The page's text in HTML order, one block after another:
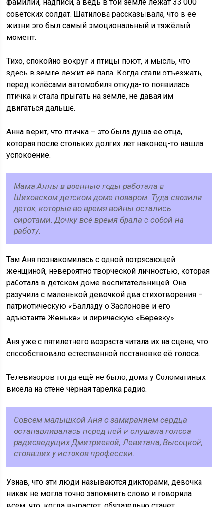
фамилии, надписи, а ведь в той земле лежат 33 000
советских солдат. Шатилова рассказывала, что в её
жизни это был самый эмоциональный и тяжёлый
момент.
Тихо, спокойно вокруг и птицы поют, и мысль, что
здесь в земле лежит её папа. Когда стали отъезжать,
перед колёсами автомобиля откуда-то появилась
птичка и стала прыгать на земле, не давая им
двигаться дальше.
Анна верит, что птичка – это была душа её отца,
которая после стольких долгих лет наконец-то нашла
успокоение.
Мама Анны в военные годы работала в
Шиховском детском доме поваром. Туда свозили
деток, которые во время войны остались
сиротами. Дочку всё время брала с собой на
работу.
Там Аня познакомилась с одной потрясающей
женщиной, невероятно творческой личностью, которая
работала в детском доме воспитательницей. Она
разучила с маленькой девочкой два стихотворения –
патриотическую «Балладу о Заслонове и его
адъютанте Женьке» и лирическую «Берёзку».
Аня уже с пятилетнего возраста читала их на сцене, что
способствовало естественной постановке её голоса.
Телевизоров тогда ещё не было, дома у Соломатиных
висела на стене чёрная тарелка радио.
Совсем малышкой Аня с замиранием сердца
останавливалась перед ней и слушала голоса
радиоведущих Дмитриевой, Левитана, Высоцкой,
стоявших у истоков профессии.
Узнав, что эти люди называются дикторами, девочка
никак не могла точно запомнить слово и говорила